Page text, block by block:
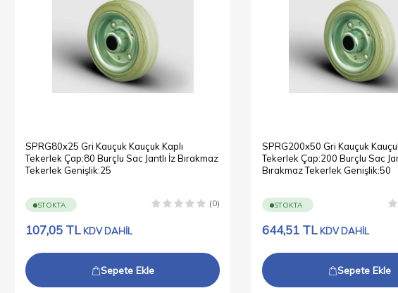
SPRG80x25 Gri Kauçuk Kauçuk Kaplı
Tekerlek Çap:80 Burçlu Sac Jantlı İz Bırakmaz
Tekerlek Genişlik:25
STOKTA (0)
107,05 TL KDV DAHİL
Sepete Ekle
SPRG200x50 Gri Kauçuk
Tekerlek Çap:200 Burçlu Sac
Bırakmaz Tekerlek Genişlik:50
STOKTA
644,51 TL KDV DAHİL
Sepete Ekle